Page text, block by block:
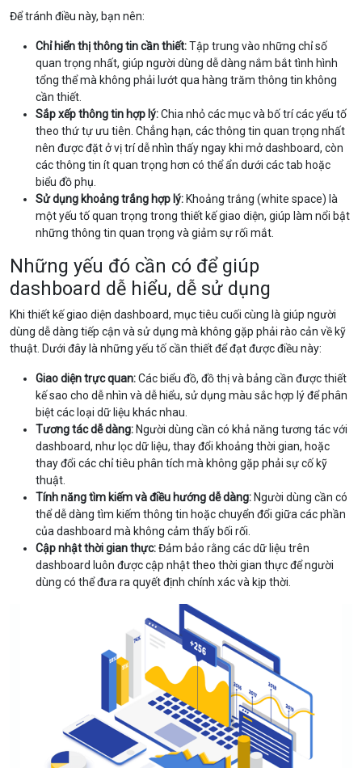
Để tránh điều này, bạn nên:
Chỉ hiển thị thông tin cần thiết:Tập trung vào những chỉ số
quan trọng nhất, giúp người dùng dễ dàng nắm bắt tình hình
tổng thể mà không phải lướt qua hàng trăm thông tin không
cần thiết.
Sắp xếp thông tin hợp lý:Chia nhỏ các mục và bố trí các yếu tố
theo thứ tự ưu tiên. Chẳng hạn, các thông tin quan trọng nhất
nên được đặt ở vị trí dễ nhìn thấy ngay khi mở dashboard, còn
các thông tin ít quan trọng hơn có thể ẩn dưới các tab hoặc
biểu đồ phụ.
Sử dụng khoảng trắng hợp lý:Khoảng trắng (white space) là
một yếu tố quan trọng trong thiết kế giao diện, giúp làm nổi bật
những thông tin quan trọng và giảm sự rối mắt.
Những yếu đó cần có để giúp
dashboard dễ hiểu, dễ sử dụng
Khi thiết kế giao diện dashboard, mục tiêu cuối cùng là giúp người
dùng dễ dàng tiếp cận và sử dụng mà không gặp phải rào cản về kỹ
thuật. Dưới đây là những yếu tố cần thiết để đạt được điều này:
Giao diện trực quan:Các biểu đồ, đồ thị và bảng cần được thiết
kế sao cho dễ nhìn và dễ hiểu, sử dụng màu sắc hợp lý để phân
biệt các loại dữ liệu khác nhau.
Tương tác dễ dàng:Người dùng cần có khả năng tương tác với
dashboard, như lọc dữ liệu, thay đổi khoảng thời gian, hoặc
thay đổi các chỉ tiêu phân tích mà không gặp phải sự cố kỹ
thuật.
Tính năng tìm kiếm và điều hướng dễ dàng:Người dùng cần có
thể dễ dàng tìm kiếm thông tin hoặc chuyển đổi giữa các phần
của dashboard mà không cảm thấy bối rối.
Cập nhật thời gian thực:Đảm bảo rằng các dữ liệu trên
dashboard luôn được cập nhật theo thời gian thực để người
dùng có thể đưa ra quyết định chính xác và kịp thời.